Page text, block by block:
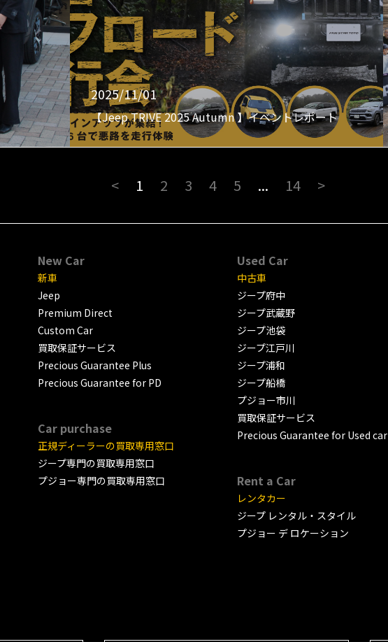
2025/11/01
【Jeep TRIVE 2025 Autumn 】イベントレポート
< 1 2 3 4 5 ... 14 >
New Car
新車
Jeep
Premium Direct
Custom Car
買取保証サービス
Precious Guarantee Plus
Precious Guarantee for PD
Car purchase
正規ディーラーの買取専用窓口
ジープ専門の買取専用窓口
プジョー専門の買取専用窓口
Used Car
中古車
ジープ府中
ジープ武蔵野
ジープ池袋
ジープ江戸川
ジープ浦和
ジープ船橋
プジョー市川
買取保証サービス
Precious Guarantee for Used car
Rent a Car
レンタカー
ジープ レンタル・スタイル
プジョー デ ロケーション